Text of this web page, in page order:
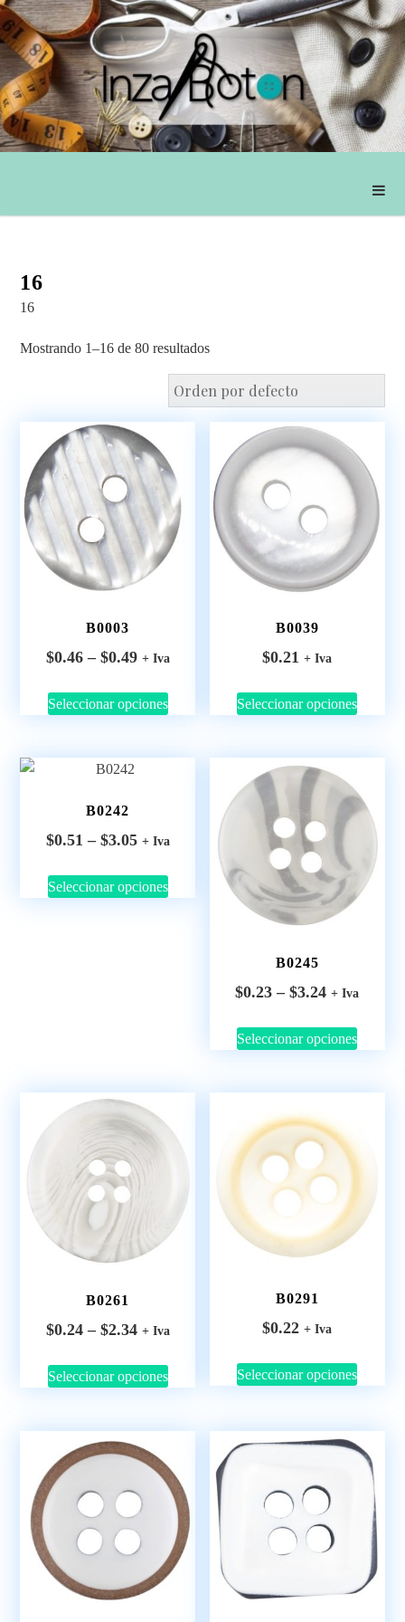
16
16
Mostrando 1–16 de 80 resultados
B0003
$0.46 – $0.49 + Iva
Seleccionar opciones
B0039
$0.21 + Iva
Seleccionar opciones
B0242
$0.51 – $3.05 + Iva
Seleccionar opciones
B0245
$0.23 – $3.24 + Iva
Seleccionar opciones
B0261
$0.24 – $2.34 + Iva
Seleccionar opciones
B0291
$0.22 + Iva
Seleccionar opciones